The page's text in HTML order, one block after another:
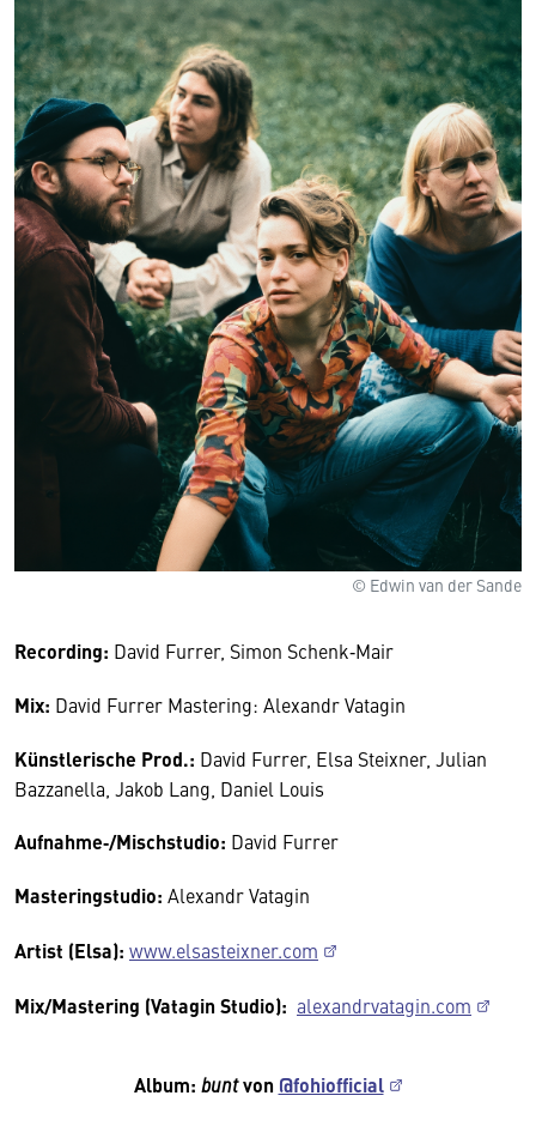
© Edwin van der Sande
Recording: David Furrer, Simon Schenk‑Mair
Mix: David Furrer Mastering: Alexandr Vatagin
Künstlerische Prod.: David Furrer, Elsa Steixner, Julian
Bazzanella, Jakob Lang, Daniel Louis
Aufnahme‑/Mischstudio: David Furrer
Masteringstudio: Alexandr Vatagin
Artist (Elsa): www.elsasteixner.com
Mix/Mastering (Vatagin Studio): alexandrvatagin.com
Album: buntvon @fohiofficial